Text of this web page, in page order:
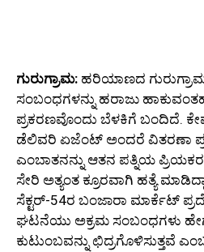
ಗುರುಗ್ರಾಮ: ಹರಿಯಾಣದ
ಸಂಬಂಧಗಳನ್ನು ಹರಾಜು
ಪ್ರಕರಣವೊಂದು ಬೆಳಕಿಗೆ ಬಂದಿದೆ.
ಡೆಲಿವರಿ ಏಜೆಂಟ್ ಅಂದರೆ ವಿತರಣಾ
ಎಂಬಾತನನ್ನು ಆತನ ಪತ್ನಿಯ
ಸೇರಿ ಅತ್ಯಂತ ಕ್ರೂರವಾಗಿ ಹತ್ಯೆ
ಸೆಕ್ಟರ್-54ರ ಬಂಜಾರಾ ಮಾರ್ಕೆಟ್
ಘಟನೆಯು ಅಕ್ರಮ ಸಂಬಂಧಗಳು
ಕುಟುಂಬವನ್ನು ಛಿದ್ರಗೊಳಿಸುತ್ತವೆ